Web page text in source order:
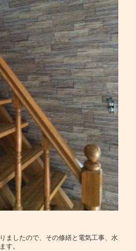
ましたので、その修繕と電気工事、水
す。